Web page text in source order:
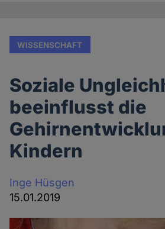
WISSENSCHAFT
Soziale
beeinflusst die
Kindern
Inge Hüsgen
15.01.2019